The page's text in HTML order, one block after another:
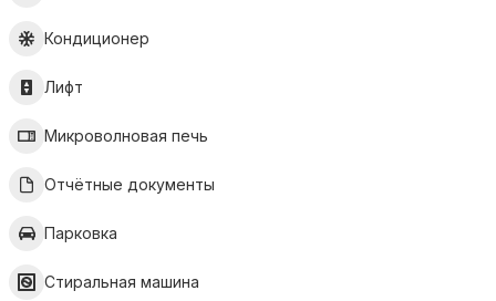
Кондиционер
Лифт
Микроволновая печь
Отчётные документы
Парковка
Стиральная машина